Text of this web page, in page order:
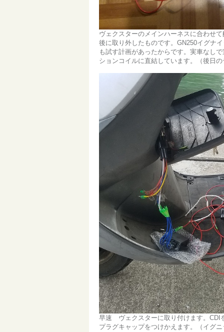
ヴェクスターのメインハーネスに合わせ
後に取り外したものです。GN250イグナ
も試す計画があったからです。実車なし
ションコイルに直結しています。（後日
早速 ヴェクスターに取り付けます。CDI
プラグキャップをつけかえます。（イグ